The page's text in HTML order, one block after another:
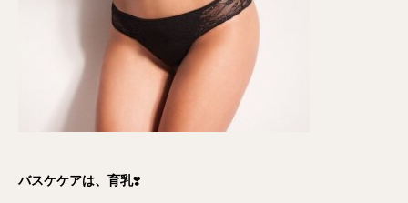
バスケケアは、育乳❣️